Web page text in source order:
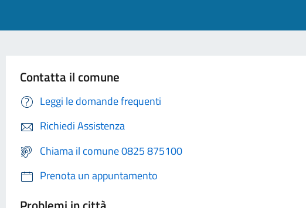
Contatta il comune
Leggi le domande frequenti
Richiedi Assistenza
Chiama il comune 0825 875100
Prenota un appuntamento